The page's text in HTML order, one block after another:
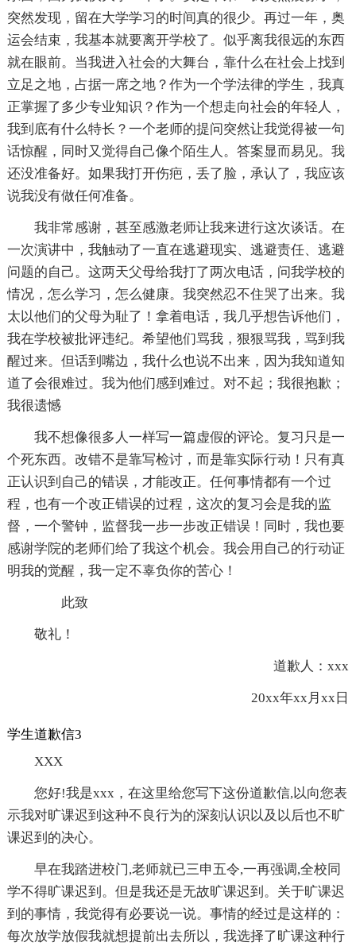
突然发现，留在大学学习的时间真的很少。再过一年，奥
运会结束，我基本就要离开学校了。似乎离我很远的东西
就在眼前。当我进入社会的大舞台，靠什么在社会上找到
立足之地，占据一席之地？作为一个学法律的学生，我真
正掌握了多少专业知识？作为一个想走向社会的年轻人，
我到底有什么特长？一个老师的提问突然让我觉得被一句
话惊醒，同时又觉得自己像个陌生人。答案显而易见。我
还没准备好。如果我打开伤疤，丢了脸，承认了，我应该
说我没有做任何准备。
我非常感谢，甚至感激老师让我来进行这次谈话。在
一次演讲中，我触动了一直在逃避现实、逃避责任、逃避
问题的自己。这两天父母给我打了两次电话，问我学校的
情况，怎么学习，怎么健康。我突然忍不住哭了出来。我
太以他们的父母为耻了！拿着电话，我几乎想告诉他们，
我在学校被批评违纪。希望他们骂我，狠狠骂我，骂到我
醒过来。但话到嘴边，我什么也说不出来，因为我知道知
道了会很难过。我为他们感到难过。对不起；我很抱歉；
我很遗憾
我不想像很多人一样写一篇虚假的评论。复习只是一
个死东西。改错不是靠写检讨，而是靠实际行动！只有真
正认识到自己的错误，才能改正。任何事情都有一个过
程，也有一个改正错误的过程，这次的复习会是我的监
督，一个警钟，监督我一步一步改正错误！同时，我也要
感谢学院的老师们给了我这个机会。我会用自己的行动证
明我的觉醒，我一定不辜负你的苦心！
此致
敬礼！
道歉人：xxx
20xx年xx月xx日
学生道歉信3
XXX
您好!我是xxx，在这里给您写下这份道歉信,以向您表
示我对旷课迟到这种不良行为的深刻认识以及以后也不旷
课迟到的决心。
早在我踏进校门,老师就已三申五令,一再强调,全校同
学不得旷课迟到。但是我还是无故旷课迟到。关于旷课迟
到的事情，我觉得有必要说一说。事情的经过是这样的：
每次放学放假我就想提前出去所以，我选择了旷课这种行